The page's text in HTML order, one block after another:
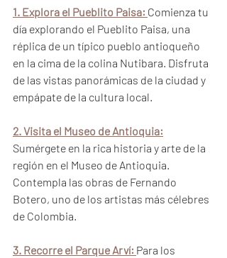
1. Explora el Pueblito Paisa: Comienza tu
día explorando el Pueblito Paisa, una
réplica de un típico pueblo antioqueño
en la cima de la colina Nutibara. Disfruta
de las vistas panorámicas de la ciudad y
empápate de la cultura local.
2. Visita el Museo de Antioquia:
Sumérgete en la rica historia y arte de la
región en el Museo de Antioquia.
Contempla las obras de Fernando
Botero, uno de los artistas más célebres
de Colombia.
3. Recorre el Parque Arví: Para los